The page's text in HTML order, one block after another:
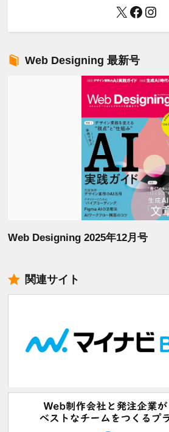
X
Web Designing 最新号
Web Designing 2025年12月号
関連サイト